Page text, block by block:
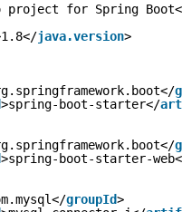
project for Spring
java.version>
>spring-boot-starter</
>spring-boot-starter-
groupId>